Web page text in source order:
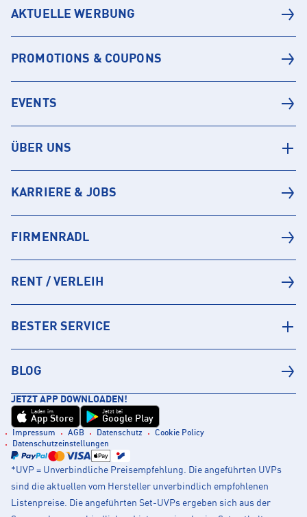
AKTUELLE WERBUNG
PROMOTIONS & COUPONS
EVENTS
ÜBER UNS
KARRIERE & JOBS
FIRMENRADL
RENT / VERLEIH
BESTER SERVICE
BLOG
JETZT APP DOWNLOADEN!
Laden im
App Store
Jetzt bei
Google Play
Impressum AGB Datenschutz
Cookie Policy
Datenschutzeinstellungen
*UVP = Unverbindliche Preisempfehlung. Die angeführten UVPs
sind die aktuellen vom Hersteller unverbindlich empfohlenen
Listenpreise. Die angeführten Set-UVPs ergeben sich aus der